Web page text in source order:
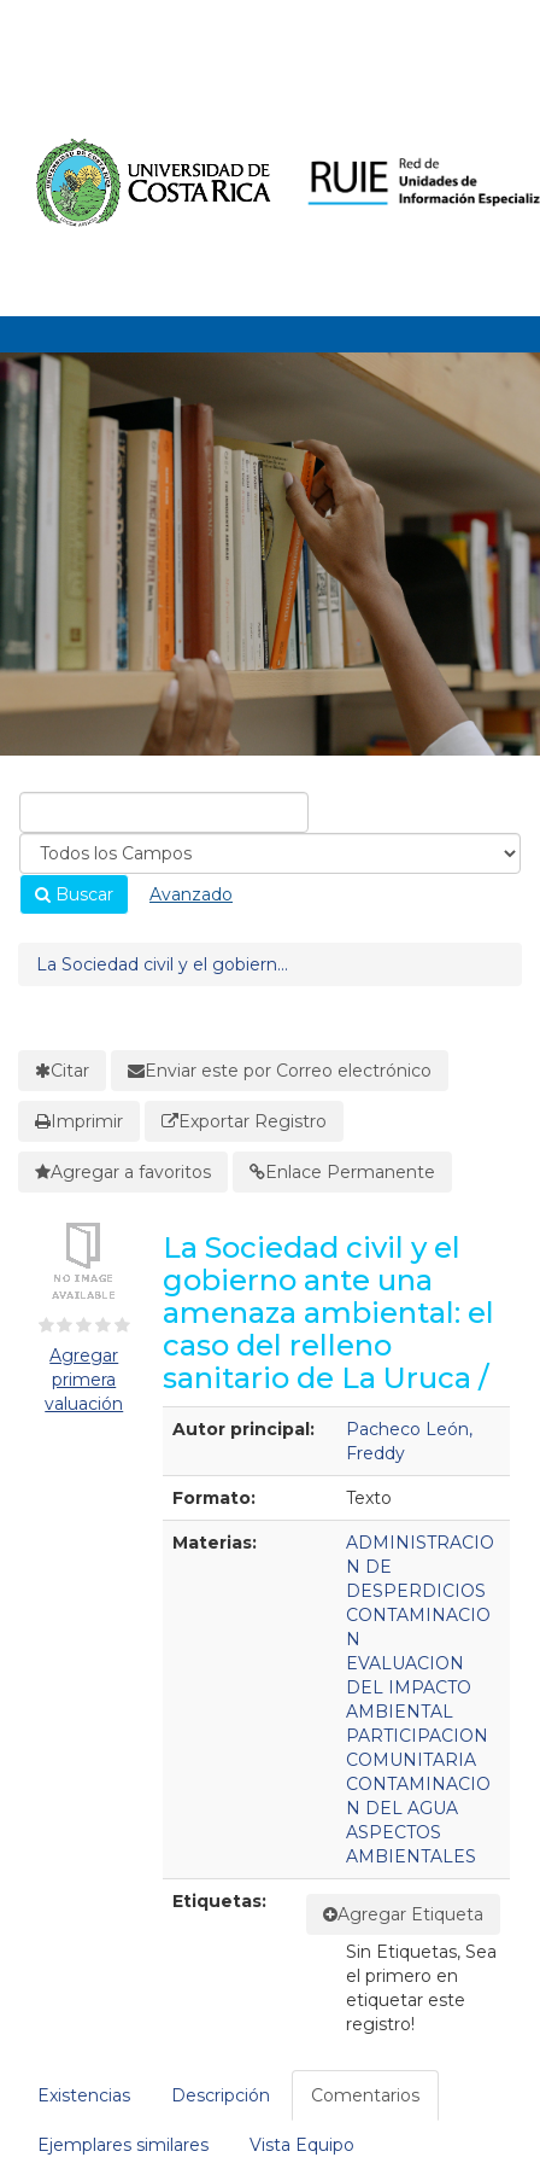
Buscar Avanzado
La Sociedad civil y el gobiern...
Citar Enviar este por Correo electrónico
Imprimir Exportar Registro
Agregar a favoritos Enlace Permanente
Agregar
primera
valuación
La Sociedad civil y el
gobierno ante una
amenaza ambiental: el
caso del relleno
sanitario de La Uruca /
Detalles Bibliográficos
Autor principal:
Pacheco León,
Freddy
Formato: Texto
Materias:
ADMINISTRACIO
N DE
DESPERDICIOS
CONTAMINACIO
N
EVALUACION
DEL IMPACTO
AMBIENTAL
PARTICIPACION
COMUNITARIA
CONTAMINACIO
N DEL AGUA
ASPECTOS
AMBIENTALES
Etiquetas:
Agregar Etiqueta
Sin Etiquetas, Sea
el primero en
etiquetar este
registro!
Existencias Descripción Comentarios
Ejemplares similares Vista Equipo